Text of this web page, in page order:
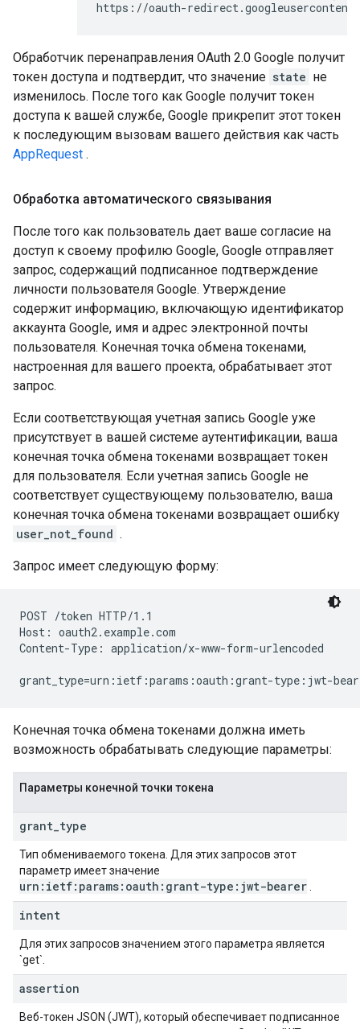
https://oauth-
Обработчик перенаправления OAuth 2.0 Google получит
токен доступа и подтвердит, что значение state не
изменилось. После того как Google получит токен
доступа к вашей службе, Google прикрепит этот токен
к последующим вызовам вашего действия как часть
AppRequest .
Обработка автоматического связывания
После того как пользователь дает ваше согласие на
доступ к своему профилю Google, Google отправляет
запрос, содержащий подписанное подтверждение
личности пользователя Google. Утверждение
содержит информацию, включающую идентификатор
аккаунта Google, имя и адрес электронной почты
пользователя. Конечная точка обмена токенами,
настроенная для вашего проекта, обрабатывает этот
запрос.
Если соответствующая учетная запись Google уже
присутствует в вашей системе аутентификации, ваша
конечная точка обмена токенами возвращает токен
для пользователя. Если учетная запись Google не
соответствует существующему пользователю, ваша
конечная точка обмена токенами возвращает ошибку
user_not_found .
Запрос имеет следующую форму:
POST /token HTTP/1.1
Host: oauth2.example.com
Content-Type: application/x-www-form-urlencoded
grant_type=urn:ietf:params:oauth:grant-type:jwt-
Конечная точка обмена токенами должна иметь
возможность обрабатывать следующие параметры:
Параметры конечной точки токена
grant type
Тип обмениваемого токена. Для этих запросов этот
параметр имеет значение
urn:ietf:params:oauth:grant-type:jwt-bearer
intent
Для этих запросов значением этого параметра является
`get`.
assertion
Веб-токен JSON (JWT), который обеспечивает подписанное